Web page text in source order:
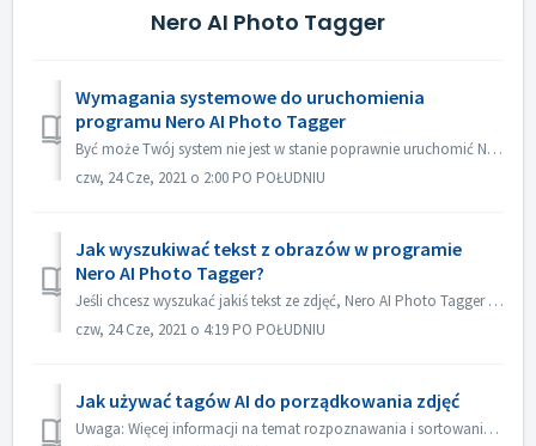
Nero AI Photo Tagger
Wymagania systemowe do uruchomienia
programu Nero AI Photo Tagger
Być może Twój system nie jest w stanie poprawnie uruchomić Nero AI Photo Tagger. Zalecamy uruchamianie na: - 64-bitowych systemach operacyjnych Windows® 1...
czw, 24 Cze, 2021 o 2:00 PO POŁUDNIU
Jak wyszukiwać tekst z obrazów w programie
Nero AI Photo Tagger?
Jeśli chcesz wyszukać jakiś tekst ze zdjęć, Nero AI Photo Tagger może Ci w tym pomóc. 1. Wybierz folder lub kilka folderów, w których chcesz wyszukać tekst...
czw, 24 Cze, 2021 o 4:19 PO POŁUDNIU
Jak używać tagów AI do porządkowania zdjęć
Uwaga: Więcej informacji na temat rozpoznawania i sortowania obrazów można znaleźć pod następującym łączem: Automatyczne rozpoznawanie obrazów Po uzy...